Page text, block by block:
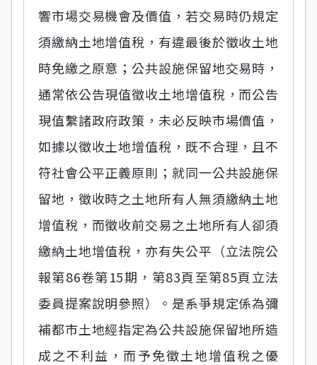
響市場交易機會及價值，若交易時仍規定
須繳納土地增值稅，有違最後於徵收土地
時免繳之原意；公共設施保留地交易時，
通常依公告現值徵收土地增值稅，而公告
現值繫諸政府政策，未必反映市場價值，
如據以徵收土地增值稅，既不合理，且不
符社會公平正義原則；就同一公共設施保
留地，徵收時之土地所有人無須繳納土地
增值稅，而徵收前交易之土地所有人卻須
繳納土地增值稅，亦有失公平（立法院公
報第86卷第15期，第83頁至第85頁立法
委員提案說明參照）。是系爭規定係為彌
補都市土地經指定為公共設施保留地所造
成之不利益，而予免徵土地增值稅之優